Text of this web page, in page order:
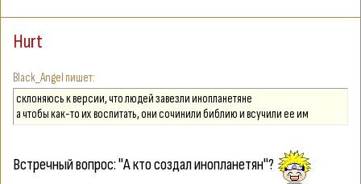
Hurt
Black_Angel
склоняюсь к версии, что людей завезли инопланетяне
а чтобы как-то их воспитать, они сочинили библию и всучили ее им
Встречный вопрос: "А кто создал инопланетян"?